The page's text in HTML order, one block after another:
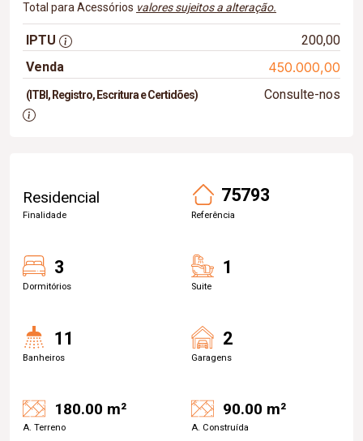
Total para Acessórios valores sujeitos a alteração.
IPTU
200,00
Venda
450.000,00
(ITBI, Registro, Escritura e Certidões) Consulte-nos
Residencial
Finalidade
75793
Referência
3
Dormitórios
1
Suite
11
Banheiros
2
Garagens
180.00 m²
A. Terreno
90.00 m²
A. Construída